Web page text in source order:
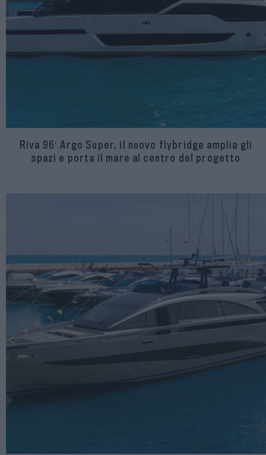
Riva 96′ Argo Super, il nuovo flybridge amplia gli
spazi e porta il mare al centro del progetto